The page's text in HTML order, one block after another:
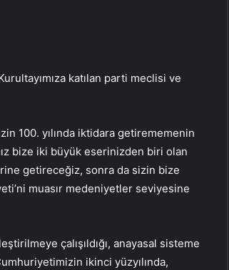
katılan parti meclisi ve
100. yılında iktidara getirememenin
bize iki büyük eserinizden biri olan
getireceğiz, sonra da sizin bize
muasır medeniyetler seviyesine
çalışıldığı, anayasal sisteme
ikinci yüzyılında,